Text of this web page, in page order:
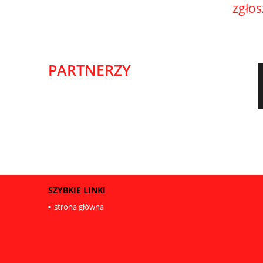
PARTNERZY
SZYBKIE LINKI
strona główna